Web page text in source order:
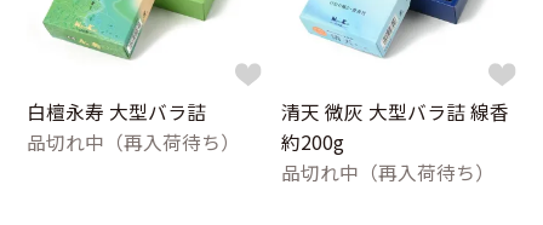
白檀永寿 大型バラ詰
品切れ中（再入荷待ち）
清天 微灰 大型バラ詰 線香
約200g
品切れ中（再入荷待ち）